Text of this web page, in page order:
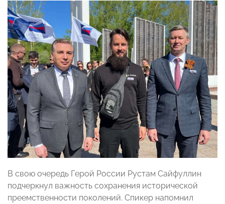
В свою очередь Герой России Рустам Сайфуллин
подчеркнул важность сохранения исторической
преемственности поколений. Спикер напомнил